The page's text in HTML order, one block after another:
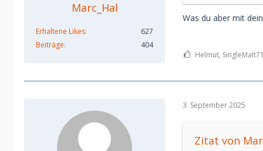
Marc_Hal
Erhaltene Likes
627
Beiträge
404
Was du aber mit
Helmut,
3. September 2025
Zitat von